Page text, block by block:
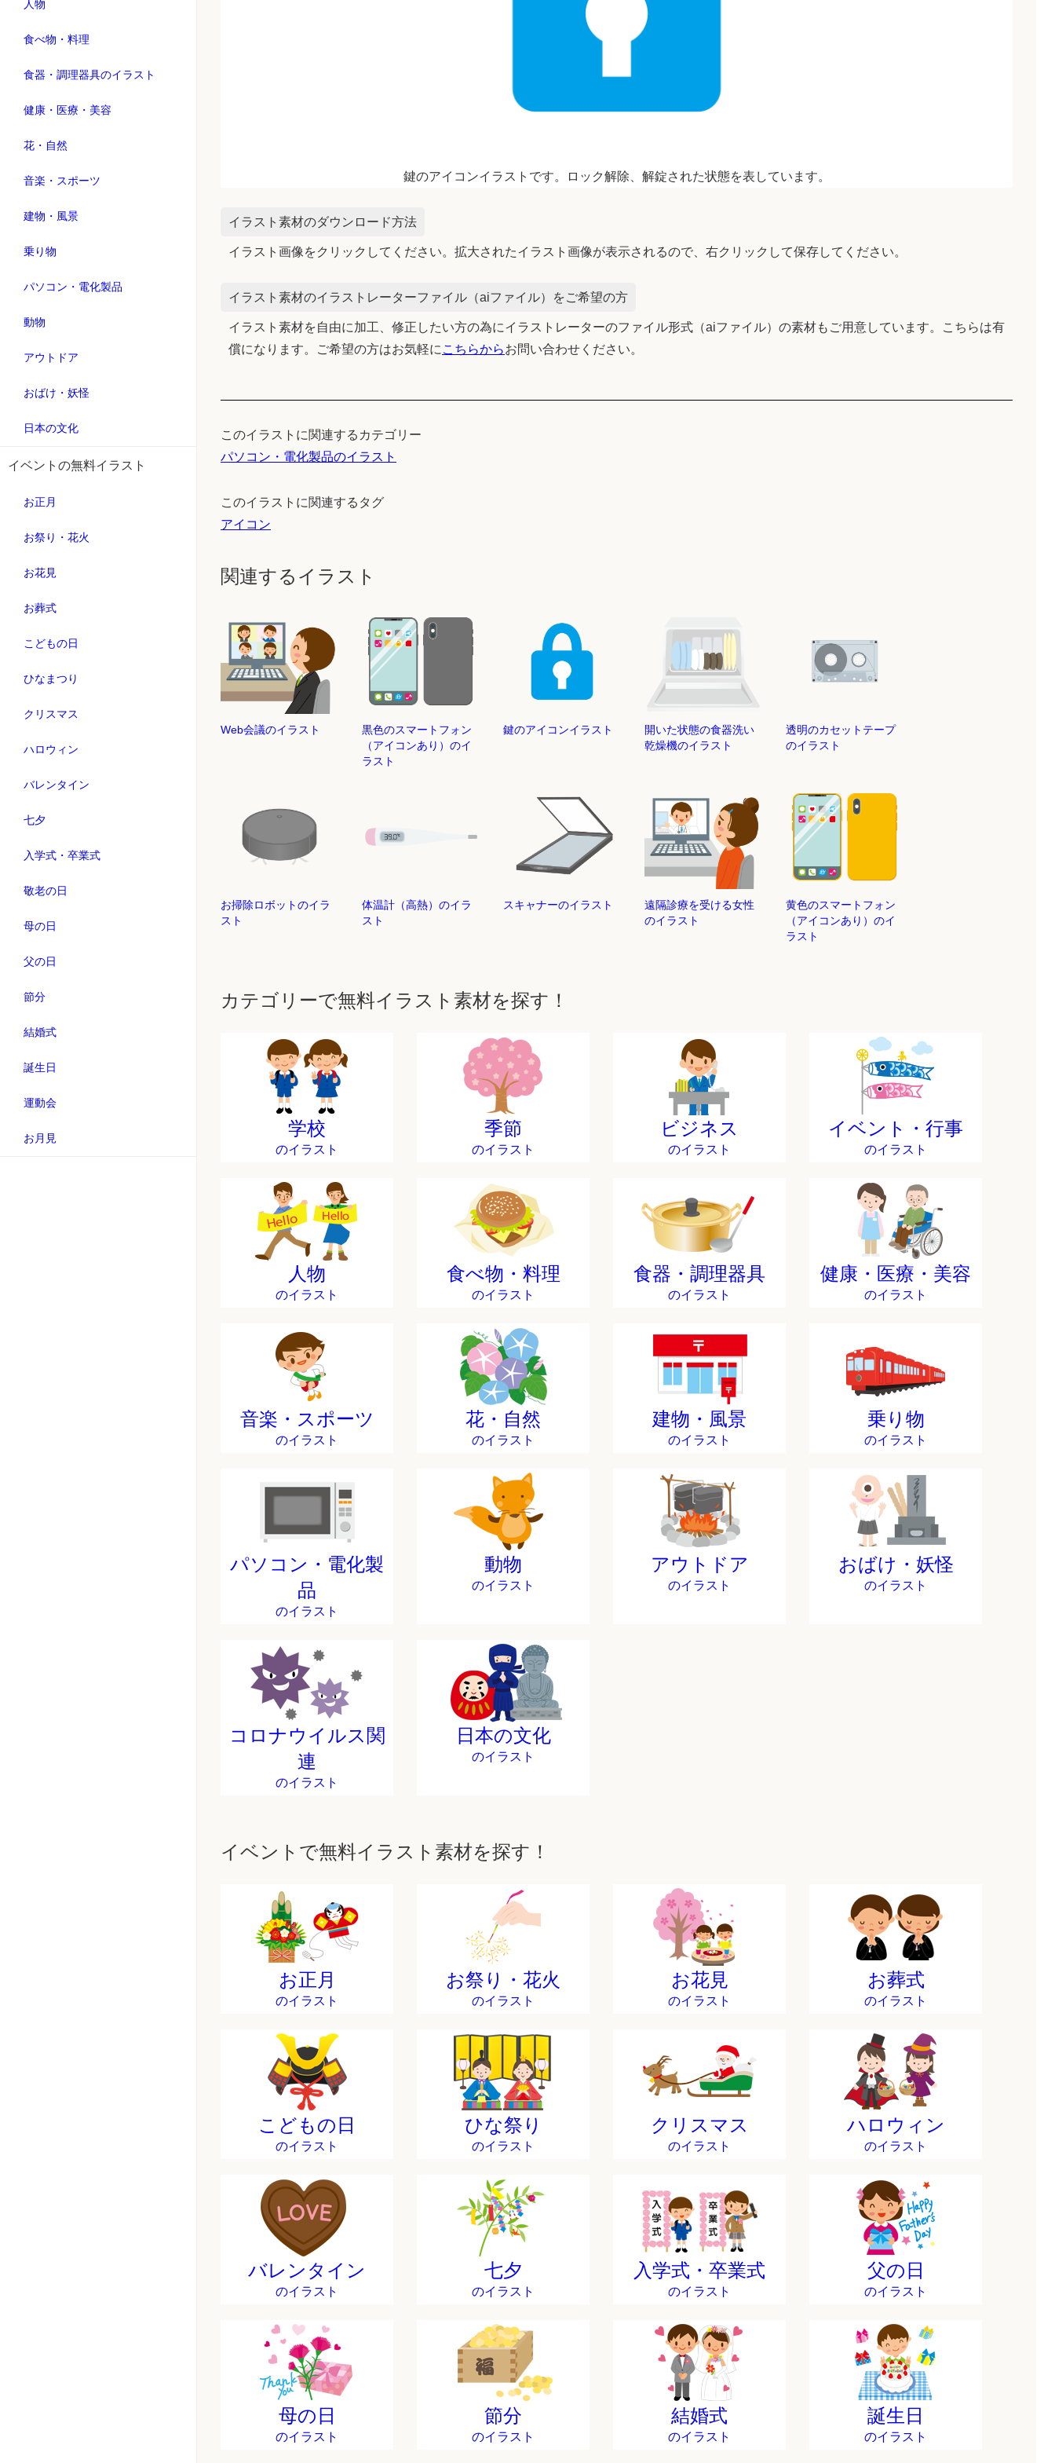
人物
食べ物・料理
食器・調理器具のイラスト
健康・医療・美容
花・自然
音楽・スポーツ
建物・風景
乗り物
パソコン・電化製品
動物
アウトドア
おばけ・妖怪
日本の文化
イベントの無料イラスト
お正月
お祭り・花火
お花見
お葬式
こどもの日
ひなまつり
クリスマス
ハロウィン
バレンタイン
七夕
入学式・卒業式
敬老の日
母の日
父の日
節分
結婚式
誕生日
運動会
お月見
鍵のアイコンイラストです。ロック解除、解錠された状態を表しています。
イラスト素材のダウンロード方法
イラスト画像をクリックしてください。拡大されたイラスト画像が表示されるので、右クリックして保存してください。
イラスト素材のイラストレーターファイル（aiファイル）をご希望の方
イラスト素材を自由に加工、修正したい方の為にイラストレーターのファイル形式（aiファイル）の素材もご用意しています。こちらは有
償になります。ご希望の方はお気軽に こちらからお問い合わせください。
このイラストに関連するカテゴリー
パソコン・電化製品のイラスト
このイラストに関連するタグ
アイコン
関連するイラスト
Web会議のイラスト
黒色のスマートフォン
（アイコンあり）のイ
ラスト
鍵のアイコンイラスト
開いた状態の食器洗い
乾燥機のイラスト
透明のカセットテープ
のイラスト
お掃除ロボットのイラ
スト
体温計（高熱）のイラ
スト
スキャナーのイラスト
遠隔診療を受ける女性
のイラスト
黄色のスマートフォン
（アイコンあり）のイ
ラスト
カテゴリーで無料イラスト素材を探す！
学校
のイラスト
季節
のイラスト
ビジネス
のイラスト
イベント・行事
のイラスト
人物
のイラスト
食べ物・料理
のイラスト
食器・調理器具
のイラスト
健康・医療・美容
のイラスト
音楽・スポーツ
のイラスト
花・自然
のイラスト
建物・風景
のイラスト
乗り物
のイラスト
パソコン・電化製
品
のイラスト
動物
のイラスト
アウトドア
のイラスト
おばけ・妖怪
のイラスト
コロナウイルス関
連
のイラスト
日本の文化
のイラスト
イベントで無料イラスト素材を探す！
お正月
のイラスト
お祭り・花火
のイラスト
お花見
のイラスト
お葬式
のイラスト
こどもの日
のイラスト
ひな祭り
のイラスト
クリスマス
のイラスト
ハロウィン
のイラスト
バレンタイン
のイラスト
七夕
のイラスト
入学式・卒業式
のイラスト
父の日
のイラスト
母の日
のイラスト
節分
のイラスト
結婚式
のイラスト
誕生日
のイラスト